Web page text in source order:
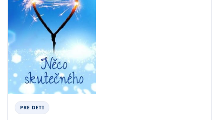
PRE DETI